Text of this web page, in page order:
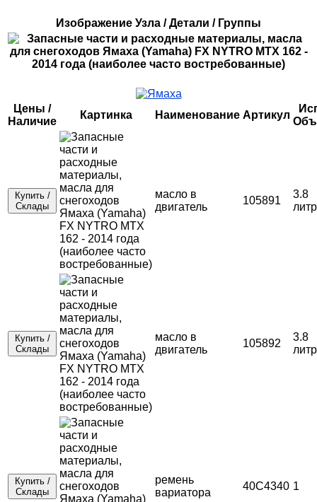
Изображение Узла / Детали / Группы
Цены /
Наличие
Картинка Наименование Артикул
Купить /
Склады
масло в
двигатель
105891
3.8
Купить /
Склады
масло в
двигатель
105892
3.8
Купить /
Склады
ремень
вариатора
40C4340 1